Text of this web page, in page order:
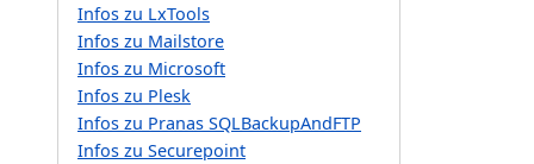
Infos zu LxTools
Infos zu Mailstore
Infos zu Microsoft
Infos zu Plesk
Infos zu Pranas SQLBackupAndFTP
Infos zu Securepoint